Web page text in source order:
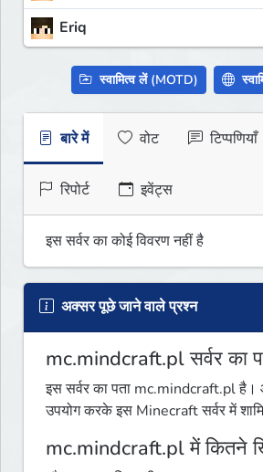
Eriq
स्वामित्व लें (MOTD)
बारे में वोट टिप्पणियाँ
रिपोर्ट इवेंट्स
इस सर्वर का कोई विवरण नहीं है
अक्सर पूछे जाने वाले प्रश्न
mc.mindcraft.pl सर्वर का
इस सर्वर का पता mc.mindcraft.pl
उपयोग करके इस Minecraft सर्वर में
mc.mindcraft.pl में कितने